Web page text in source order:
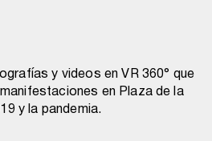
y videos en VR 360° que
en Plaza de la
y la pandemia.